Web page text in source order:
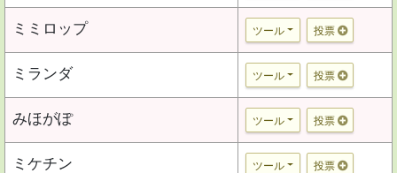
ミミロップ ツール 投票
ミランダ ツール 投票
みほがぽ ツール 投票
ミケチン ツール 投票